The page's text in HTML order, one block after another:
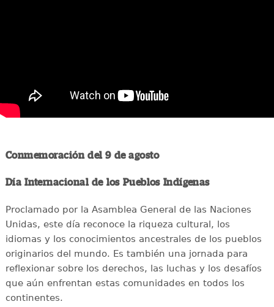
Conmemoración del 9 de agosto
Día Internacional de los Pueblos Indígenas
Proclamado por la Asamblea General de las Naciones
Unidas, este día reconoce la riqueza cultural, los
idiomas y los conocimientos ancestrales de los pueblos
originarios del mundo. Es también una jornada para
reflexionar sobre los derechos, las luchas y los desafíos
que aún enfrentan estas comunidades en todos los
continentes.